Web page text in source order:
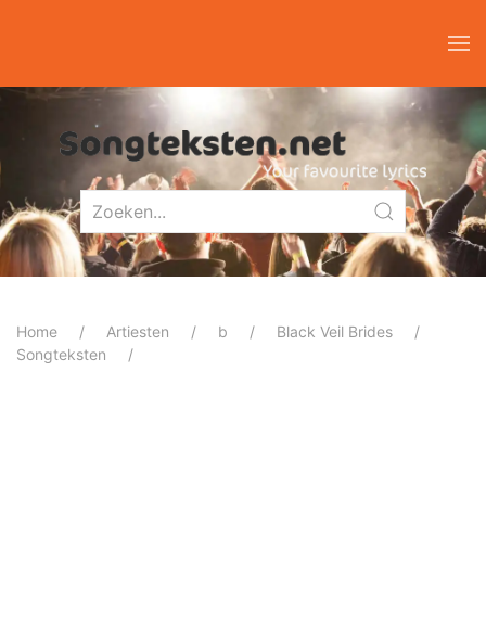
Home Artiesten b
Black Veil Brides
Songteksten